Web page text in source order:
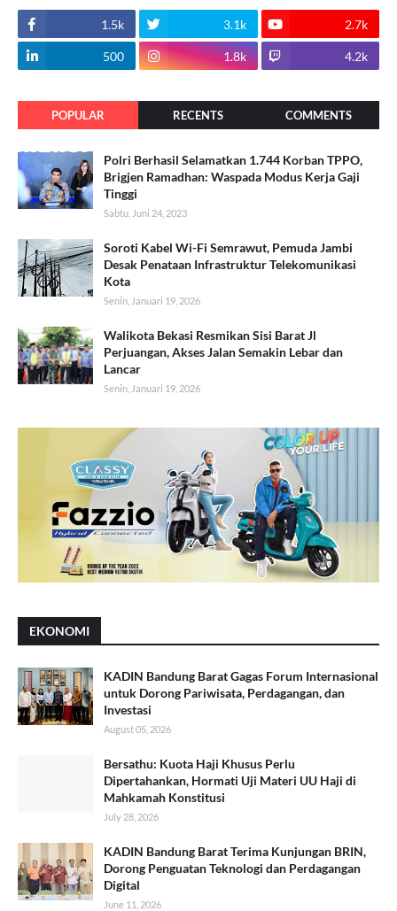
1.5k 3.1k 2.7k
500 1.8k 4.2k
POPULAR RECENTS COMMENTS
Polri Berhasil Selamatkan 1.744 Korban TPPO,
Brigjen Ramadhan: Waspada Modus Kerja Gaji
Tinggi
Sabtu, Juni 24, 2023
Soroti Kabel Wi-Fi Semrawut, Pemuda Jambi
Desak Penataan Infrastruktur Telekomunikasi
Kota
Senin, Januari 19, 2026
Walikota Bekasi Resmikan Sisi Barat Jl
Perjuangan, Akses Jalan Semakin Lebar dan
Lancar
Senin, Januari 19, 2026
EKONOMI
KADIN Bandung Barat Gagas Forum Internasional
untuk Dorong Pariwisata, Perdagangan, dan
Investasi
August 05, 2026
Bersathu: Kuota Haji Khusus Perlu
Dipertahankan, Hormati Uji Materi UU Haji di
Mahkamah Konstitusi
July 28, 2026
KADIN Bandung Barat Terima Kunjungan BRIN,
Dorong Penguatan Teknologi dan Perdagangan
Digital
June 11, 2026